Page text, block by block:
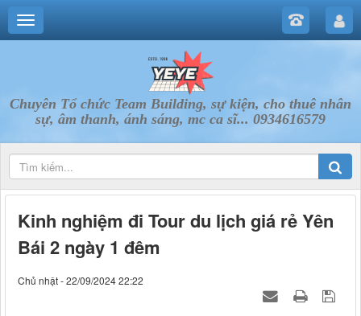
Chuyên Tổ chức Team Building, sự kiện, cho thuê nhân
sự, âm thanh, ánh sáng, mc ca sĩ... 0934616579
Kinh nghiệm đi Tour du lịch giá rẻ Yên
Bái 2 ngày 1 đêm
Chủ nhật - 22/09/2024 22:22